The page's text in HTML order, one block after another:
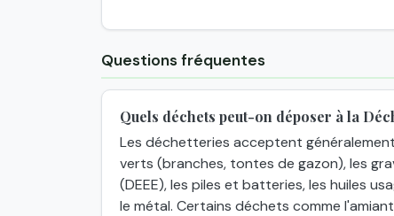
Questions fréquentes
Quels déchets peut-on déposer à la
Les déchetteries acceptent
verts (branches, tontes de gazon), les
(DEEE), les piles et batteries, les huiles
le métal. Certains déchets comme